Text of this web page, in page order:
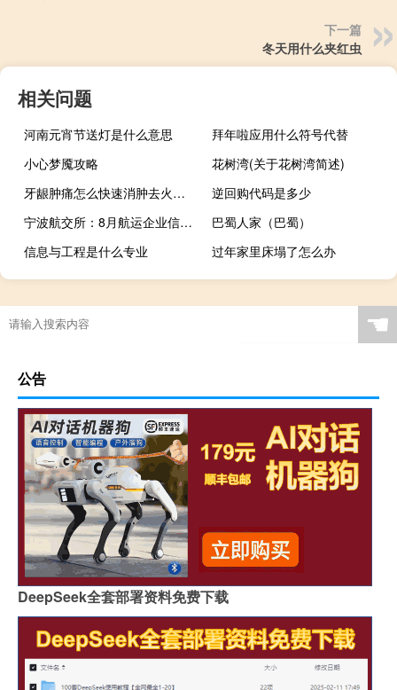
下一篇
冬天用什么夹红虫
相关问题
河南元宵节送灯是什么意思
拜年啦应用什么符号代替
小心梦魇攻略
花树湾(关于花树湾简述)
牙龈肿痛怎么快速消肿去火吃什么食物（牙龈肿痛怎么快速消肿去火）
逆回购代码是多少
宁波航交所：8月航运企业信心指数环比回升
巴蜀人家（巴蜀）
信息与工程是什么专业
过年家里床塌了怎么办
☚
公告
DeepSeek全套部署资料免费下载